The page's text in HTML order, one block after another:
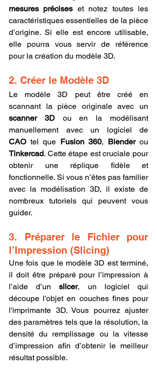
mesures précises et notez toutes les
caractéristiques essentielles de la pièce
d’origine. Si elle est encore utilisable,
elle pourra vous servir de référence
pour la création du modèle 3D.
2. Créer le Modèle 3D
Le modèle 3D peut être créé en
scanner 3D ou en la modélisant
CAO tel que Fusion 360, Blender
Tinkercad. Cette étape est cruciale pour
obtenir une réplique fidèle et
fonctionnelle. Si vous n’êtes pas familier
avec la modélisation 3D, il existe de
nombreux tutoriels qui peuvent vous
guider.
3. Préparer le Fichier pour
l’Impression (Slicing)
Une fois que le modèle 3D est terminé,
il doit être préparé pour l’impression à
l’aide d’un slicer, un logiciel qui
découpe l'objet en couches fines pour
l'imprimante 3D. Vous pourrez ajuster
des paramètres tels que la résolution, la
densité du remplissage ou la vitesse
d’impression afin d’obtenir le meilleur
résultat possible.